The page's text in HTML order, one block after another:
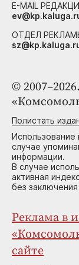
©
Полистать
Использование
случае
информации.
В случае
активная
без
Реклама в
сайте
E-MAIL
ОТДЕЛ